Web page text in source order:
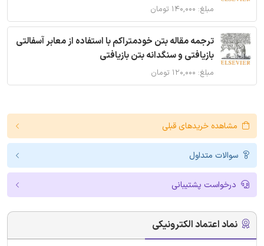
مبلغ: ۱۴۰,۰۰۰ تومان
ترجمه مقاله بتن خودمتراکم با استفاده از معابر آسفالتی
بازیافتی و سنگدانه بتن بازیافتی
مبلغ: ۱۲۰,۰۰۰ تومان
مشاهده خریدهای قبلی
سوالات متداول
درخواست پشتیبانی
نماد اعتماد الکترونیکی